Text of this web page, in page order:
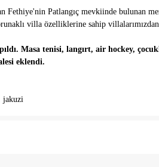
Fethiye'nin Patlangıç mevkiinde bulunan
villa özelliklerine sahip
Masa tenisi, langırt, air hockey,
eklendi.
jakuzi
araç gereçleri bulunmaktadır.